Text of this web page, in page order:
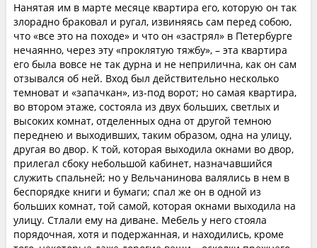
Нанятая им в марте месяце квартира его, которую он так
злорадно браковал и ругал, извиняясь сам перед собою,
что «все это на походе» и что он «застрял» в Петербурге
нечаянно, через эту «проклятую тяжбу», – эта квартира
его была вовсе не так дурна и не неприлична, как он сам
отзывался об ней. Вход был действительно несколько
темноват и «запачкан», из-под ворот; но самая квартира,
во втором этаже, состояла из двух больших, светлых и
высоких комнат, отделенных одна от другой темною
переднею и выходивших, таким образом, одна на улицу,
другая во двор. К той, которая выходила окнами во двор,
прилегал сбоку небольшой кабинет, назначавшийся
служить спальней; но у Вельчанинова валялись в нем в
беспорядке книги и бумаги; спал же он в одной из
больших комнат, той самой, которая окнами выходила на
улицу. Стлали ему на диване. Мебель у него стояла
порядочная, хотя и подержанная, и находились, кроме